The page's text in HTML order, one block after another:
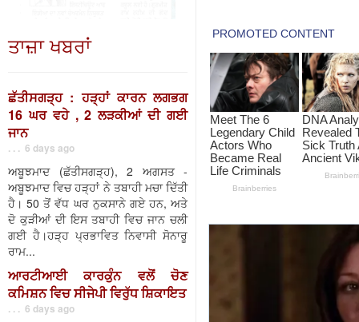
ਤਾਜ਼ਾ ਖਬਰਾਂ
ਛੱਤੀਸਗੜ੍ਹ : ਹੜ੍ਹਾਂ ਕਾਰਨ ਲਗਭਗ
16 ਘਰ ਵਹੇ , 2 ਲੜਕੀਆਂ ਦੀ ਗਈ
ਜਾਨ
. . . 6 days ago
ਅਬੂਝਮਾਦ (ਛੱਤੀਸਗੜ੍ਹ), 2 ਅਗਸਤ -
ਅਬੂਝਮਾਦ ਵਿਚ ਹੜ੍ਹਾਂ ਨੇ ਤਬਾਹੀ ਮਚਾ ਦਿੱਤੀ
ਹੈ। 50 ਤੋਂ ਵੱਧ ਘਰ ਨੁਕਸਾਨੇ ਗਏ ਹਨ, ਅਤੇ
ਦੋ ਕੁੜੀਆਂ ਦੀ ਇਸ ਤਬਾਹੀ ਵਿਚ ਜਾਨ ਚਲੀ
ਗਈ ਹੈ।ਹੜ੍ਹ ਪ੍ਰਭਾਵਿਤ ਨਿਵਾਸੀ ਸੋਨਾਰੂ
ਰਾਮ...
ਆਰਟੀਆਈ ਕਾਰਕੁੰਨ ਵਲੋਂ ਚੋਣ
ਕਮਿਸ਼ਨ ਵਿਚ ਸੀਜੇਪੀ ਵਿਰੁੱਧ ਸ਼ਿਕਾਇਤ
. . . 6 days ago